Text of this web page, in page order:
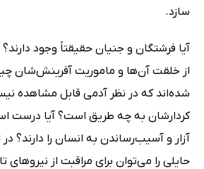
سازد.
آیا فرشتگان و جنیان حقیقتاً وجود
از خلقت آن‌ها و ماموریت آفرینش‌شان
شده‌اند که در نظر آدمی قابل مشاهده
کردارشان به چه طریق است؟ آیا درست
آزار و آسیب‌رساندن به انسان را دارند؟
حایلی را می‌توان برای مراقبت از نیروهای